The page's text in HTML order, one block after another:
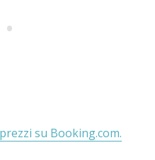
su Booking.com.